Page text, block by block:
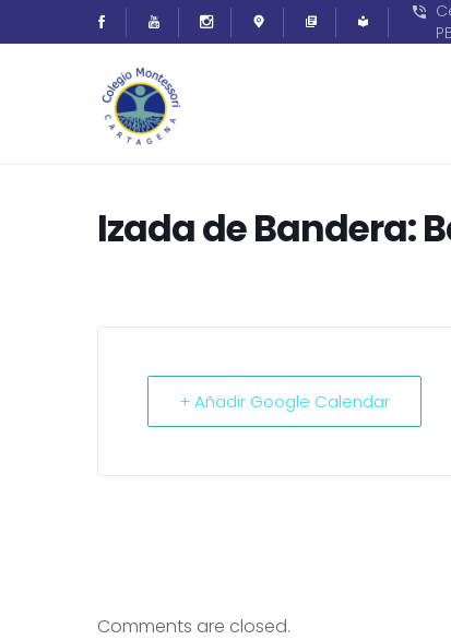
Izada de Bandera:
+ Añadir Google Calendar
Comments are closed.